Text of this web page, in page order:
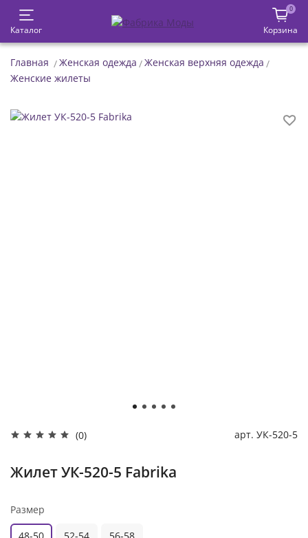
Каталог
0
Корзина
Главная Женская одежда
Женская верхняя одежда
Женские жилеты
(0) арт. УК-520-5
Жилет УК-520-5 Fabrika
Размер